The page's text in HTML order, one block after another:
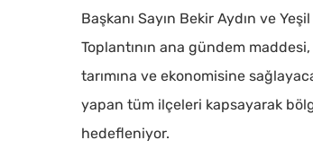
Başkanı Sayın Bekir Aydın ve
Toplantının ana gündem
tarımına ve ekonomisine
yapan tüm ilçeleri kapsayarak
hedefleniyor.